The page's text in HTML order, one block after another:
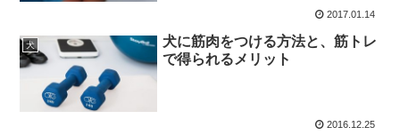
2017.01.14
犬
犬に筋肉をつける方法と、筋トレ
で得られるメリット
2016.12.25